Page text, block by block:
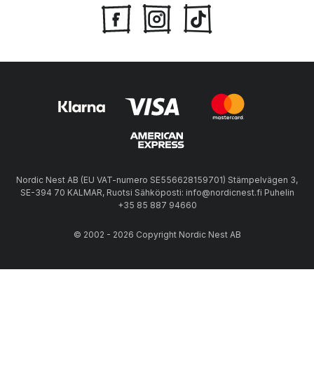
Nordic Nest AB (EU VAT-numero SE556628159701) Stämpelvägen 3,
SE-394 70 KALMAR, Ruotsi Sähköposti: info@nordicnest.fi Puhelin
+35 85 887 94660
© 2002 - 2026 Copyright Nordic Nest AB